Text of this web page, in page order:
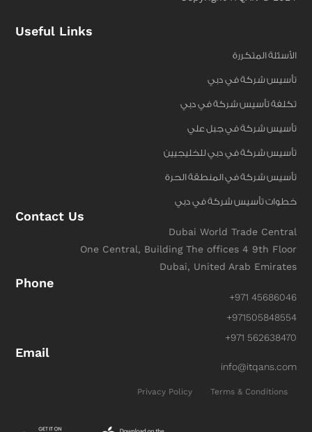
Useful Links
الأسئلة المتكررة
تأسيس شركة في دبي
تكلفة تأسيس شركة في دبي
تأسيس شركة في جبل علي
تأسيس شركة في دبي للخليجيين
تأسيس شركة في المنطقة الحرة
خطوات تأسيس شركة في دبي
Contact Us
Dubai World Trade Central
One Central, Building The offices 4 9th Floor
Dubai, United Arab Emirates
Phone
+971 45686046
+971505848554
+971 562638470
Email
info@itqans.com
Privacy Policy Terms & Conditions